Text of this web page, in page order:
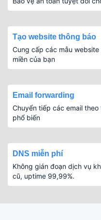
Tạo website thông báo
Cung cấp các mẫu
miền của bạn
Email forwarding
Chuyển tiếp các email
phổ biến
DNS miễn phí
Không gián đoạn dịch vụ
cũ, uptime 99,99%.